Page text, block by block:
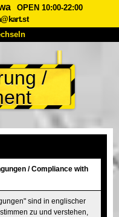
OPEN 10:00-22:00
Preise
FAQ
Tokio Bucht
/
/ Compliance with
sind in englischer
zu und verstehen,